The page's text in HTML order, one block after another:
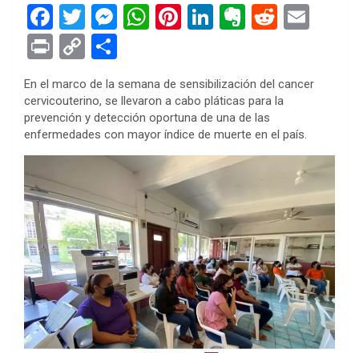
F
a
ce
b
o
o
T
wi
tt
er
M
n
g
er
W
s
A
p
p
Pi
es
t
Li
dI
n
E
ot
e
R
di
Pr
t
C
o
py
Li
n
ar
e
En el marco de la semana de sensibilización del cancer
cervicouterino, se llevaron a cabo pláticas para la
prevención y detección oportuna de una de las
enfermedades con mayor índice de muerte en el país.